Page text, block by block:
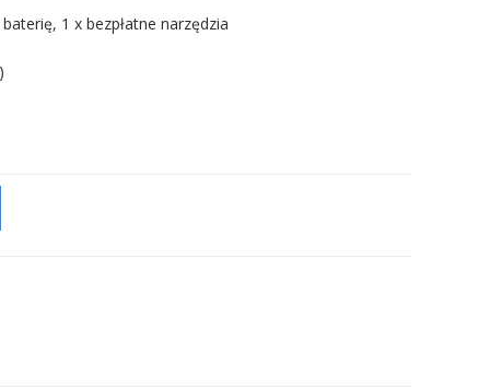
1 x bezpłatne narzędzia